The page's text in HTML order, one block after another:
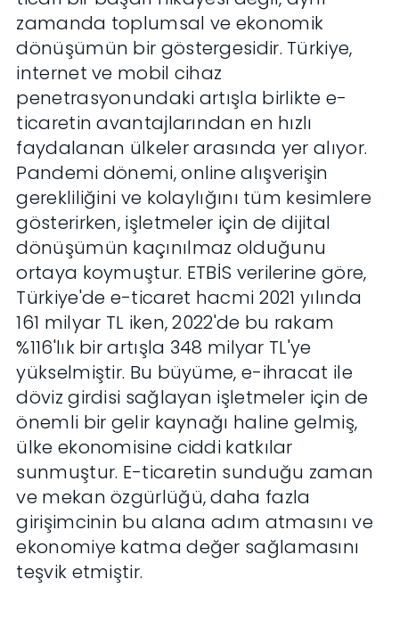
zamanda toplumsal ve ekonomik
dönüşümün bir göstergesidir. Türkiye,
internet ve mobil cihaz
penetrasyonundaki artışla birlikte e-
ticaretin avantajlarından en hızlı
faydalanan ülkeler arasında yer alıyor.
Pandemi dönemi, online alışverişin
gerekliliğini ve kolaylığını tüm kesimlere
gösterirken, işletmeler için de dijital
dönüşümün kaçınılmaz olduğunu
ortaya koymuştur. ETBİS verilerine göre,
Türkiye'de e-ticaret hacmi 2021 yılında
161 milyar TL iken, 2022'de bu rakam
%116'lık bir artışla 348 milyar TL'ye
yükselmiştir. Bu büyüme, e-ihracat ile
döviz girdisi sağlayan işletmeler için de
önemli bir gelir kaynağı haline gelmiş,
ülke ekonomisine ciddi katkılar
sunmuştur. E-ticaretin sunduğu zaman
ve mekan özgürlüğü, daha fazla
girişimcinin bu alana adım atmasını ve
ekonomiye katma değer sağlamasını
teşvik etmiştir.